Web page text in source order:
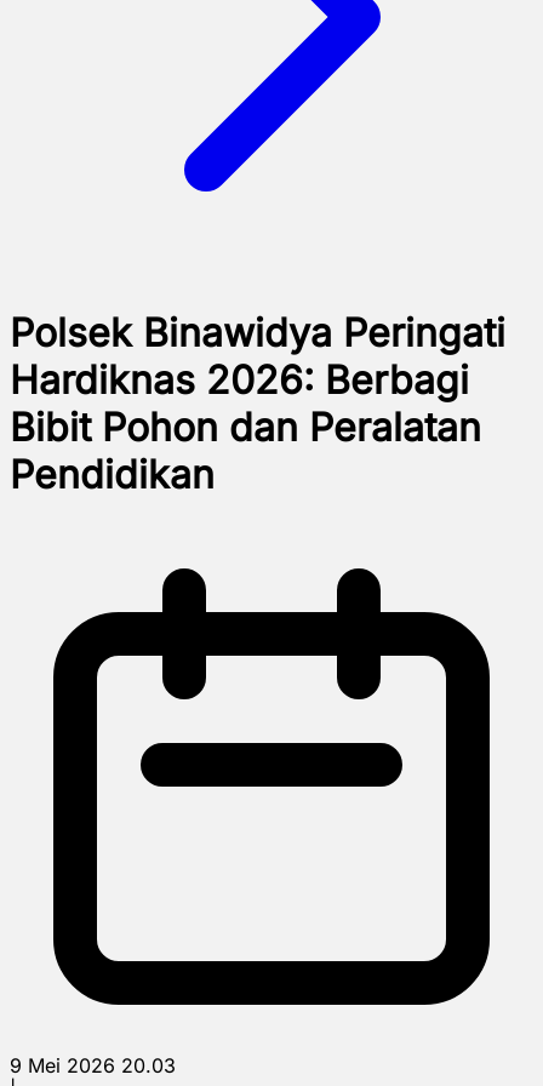
Polsek Binawidya Peringati
Hardiknas 2026: Berbagi
Bibit Pohon dan Peralatan
Pendidikan
9 Mei 2026 20.03